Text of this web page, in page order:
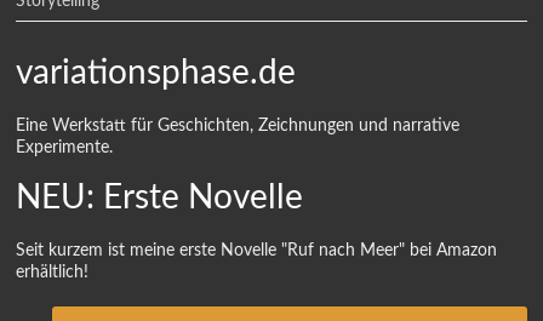
variationsphase.de
Eine Werkstatt für Geschichten, Zeichnungen und narrative
Experimente.
NEU: Erste Novelle
Seit kurzem ist meine erste Novelle "Ruf nach Meer" bei Amazon
erhältlich!